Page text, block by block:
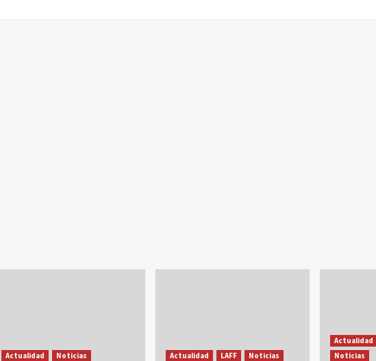
Actualidad Noticias Actualidad LAFF Noticias
Actualidad
Noticias